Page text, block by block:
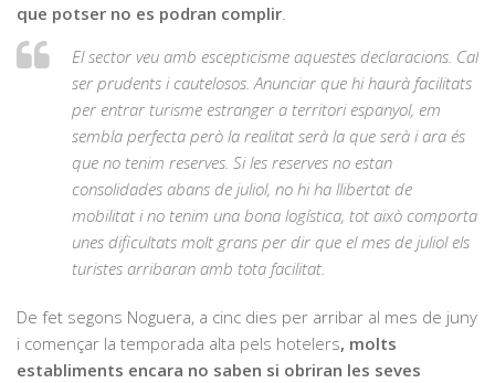
que potser no es podran complir
El sector veu amb escepticisme aquestes declaracions. Cal
ser prudents i cautelosos. Anunciar que hi haurà facilitats
per entrar turisme estranger a territori espanyol, em
sembla perfecta però la realitat serà la que serà i ara és
que no tenim reserves. Si les reserves no estan
consolidades abans de juliol, no hi ha llibertat de
mobilitat i no tenim una bona logística, tot això comporta
unes dificultats molt grans per dir que el mes de juliol els
turistes arribaran amb tota facilitat.
De fet segons Noguera, a cinc dies per arribar al mes de juny
i començar la temporada alta pels hotelers, molts
establiments encara no saben si obriran les seves